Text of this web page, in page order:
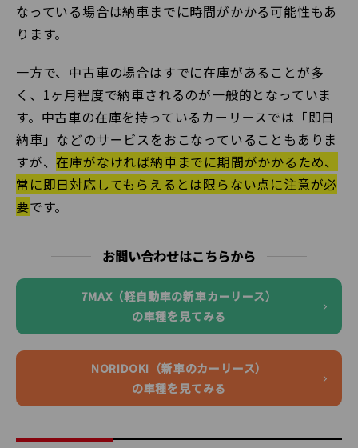
なっている場合は納車までに時間がかかる可能性もあ
ります。
一方で、中古車の場合はすでに在庫があることが多
く、1ヶ月程度で納車されるのが一般的となっていま
す。中古車の在庫を持っているカーリースでは「即日
納車」などのサービスをおこなっていることもありま
すが、在庫がなければ納車までに期間がかかるため、
常に即日対応してもらえるとは限らない点に注意が必
要です。
お問い合わせはこちらから
7MAX（軽自動車の新車カーリース）
の車種を見てみる
NORIDOKI（新車のカーリース）
の車種を見てみる